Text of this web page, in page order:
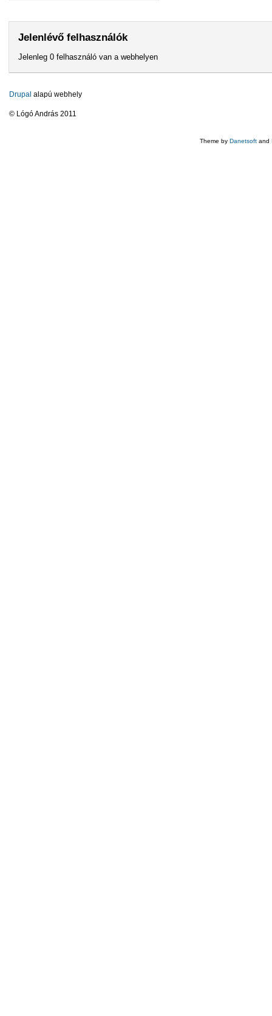
Jelenlévő felhasználók
Jelenleg 0 felhasználó van a webhelyen
Drupal alapú webhely
© Lógó András 2011
Theme by Danetsoft and